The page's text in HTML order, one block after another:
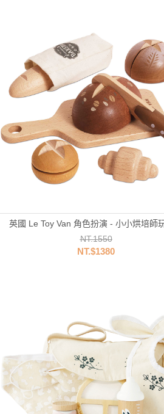
英國 Le Toy Van 角色扮演 - 小小烘培師
NT.1550
NT.$1380